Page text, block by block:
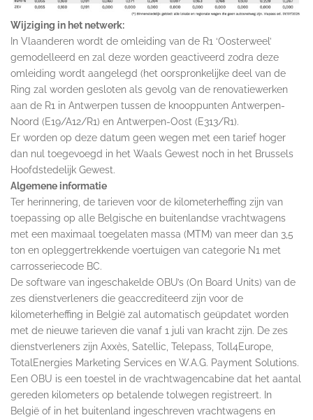
Wijziging in het netwerk:
In Vlaanderen wordt de omleiding van de R1 ‘Oosterweel’
gemodelleerd en zal deze worden geactiveerd zodra deze
omleiding wordt aangelegd (het oorspronkelijke deel van de
Ring zal worden gesloten als gevolg van de renovatiewerken
aan de R1 in Antwerpen tussen de knooppunten Antwerpen-
Noord (E19/A12/R1) en Antwerpen-Oost (E313/R1).
Er worden op deze datum geen wegen met een tarief hoger
dan nul toegevoegd in het Waals Gewest noch in het Brussels
Hoofdstedelijk Gewest.
Algemene informatie
Ter herinnering, de tarieven voor de kilometerheffing zijn van
toepassing op alle Belgische en buitenlandse vrachtwagens
met een maximaal toegelaten massa (MTM) van meer dan 3,5
ton en opleggertrekkende voertuigen van categorie N1 met
carrosseriecode BC.
De software van ingeschakelde OBU’s (On Board Units) van de
zes dienstverleners die geaccrediteerd zijn voor de
kilometerheffing in België zal automatisch geüpdatet worden
met de nieuwe tarieven die vanaf 1 juli van kracht zijn. De zes
dienstverleners zijn Axxès, Satellic, Telepass, Toll4Europe,
TotalEnergies Marketing Services en W.A.G. Payment Solutions.
Een OBU is een toestel in de vrachtwagencabine dat het aantal
gereden kilometers op betalende tolwegen registreert. In
België of in het buitenland ingeschreven vrachtwagens en